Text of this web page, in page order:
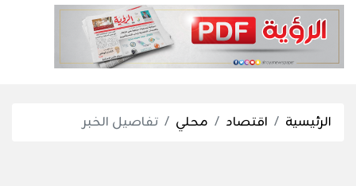
الرئيسية اقتصاد محلي تفاصيل الخبر